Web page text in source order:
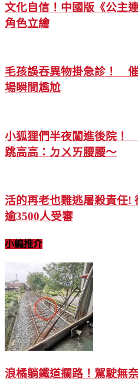
文化自信！中國版《公主
角色立繪
毛孩誤吞異物掛急診！
場瞬間尷尬
小狐狸們半夜闖進後院！
跳高高：ㄉㄨㄞ腰腰～
活的再老也難逃屠殺責任!
逾3500人受審
小編推介
浪橘躺鐵道攔路！駕駛無